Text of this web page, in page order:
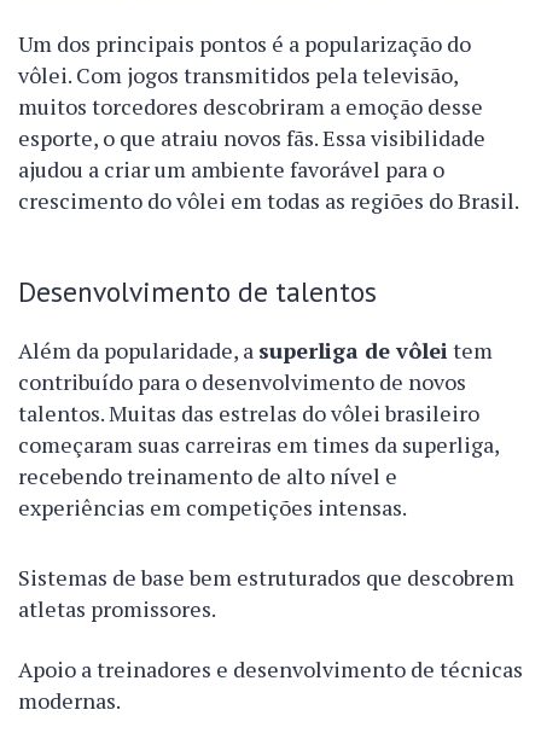
Um dos principais pontos é a popularização do
vôlei. Com jogos transmitidos pela televisão,
muitos torcedores descobriram a emoção desse
esporte, o que atraiu novos fãs. Essa visibilidade
ajudou a criar um ambiente favorável para o
crescimento do vôlei em todas as regiões do Brasil.
Desenvolvimento de talentos
Além da popularidade, a superliga de vôleitem
contribuído para o desenvolvimento de novos
talentos. Muitas das estrelas do vôlei brasileiro
começaram suas carreiras em times da superliga,
recebendo treinamento de alto nível e
experiências em competições intensas.
Sistemas de base bem estruturados que descobrem
atletas promissores.
Apoio a treinadores e desenvolvimento de técnicas
modernas.